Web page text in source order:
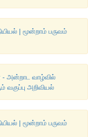
| மூன்றாம் பருவம்
வாழ்வில்
அறிவியல்
| மூன்றாம் பருவம்